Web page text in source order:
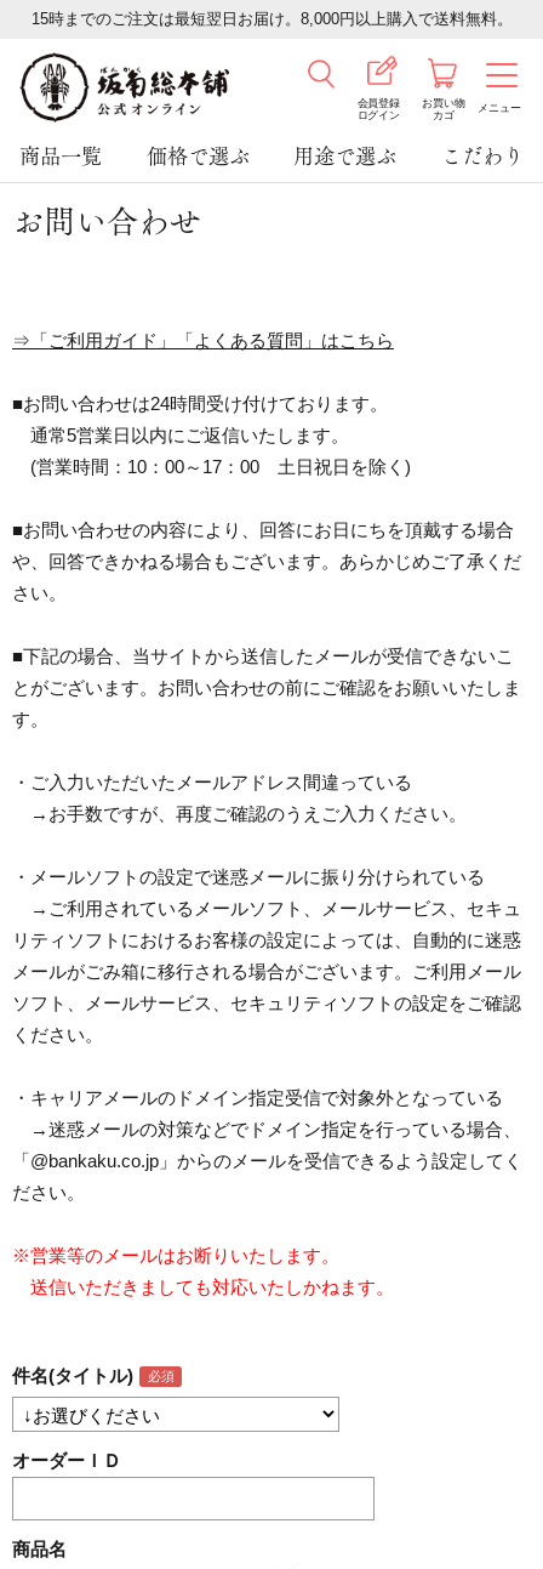
15時までのご注文は最短翌日お届け。8,000円以上購入で送料無料。
会員登録
ログイン
お買い物
カゴ
メニュー
商品一覧 価格で選ぶ 用途で選ぶ こだわり
お問い合わせ
⇒「ご利用ガイド」「よくある質問」はこちら
■お問い合わせは24時間受け付けております。
通常5営業日以内にご返信いたします。
(営業時間：10：00～17：00 土日祝日を除く)
■お問い合わせの内容により、回答にお日にちを頂戴する場合
や、回答できかねる場合もございます。あらかじめご了承くだ
さい。
■下記の場合、当サイトから送信したメールが受信できないこ
とがございます。お問い合わせの前にご確認をお願いいたしま
す。
・ご入力いただいたメールアドレス間違っている
→お手数ですが、再度ご確認のうえご入力ください。
・メールソフトの設定で迷惑メールに振り分けられている
→ご利用されているメールソフト、メールサービス、セキュ
リティソフトにおけるお客様の設定によっては、自動的に迷惑
メールがごみ箱に移行される場合がございます。ご利用メール
ソフト、メールサービス、セキュリティソフトの設定をご確認
ください。
・キャリアメールのドメイン指定受信で対象外となっている
→迷惑メールの対策などでドメイン指定を行っている場合、
「@bankaku.co.jp」からのメールを受信できるよう設定してく
ださい。
※営業等のメールはお断りいたします。
送信いただきましても対応いたしかねます。
件名(タイトル)
オーダーＩＤ
商品名